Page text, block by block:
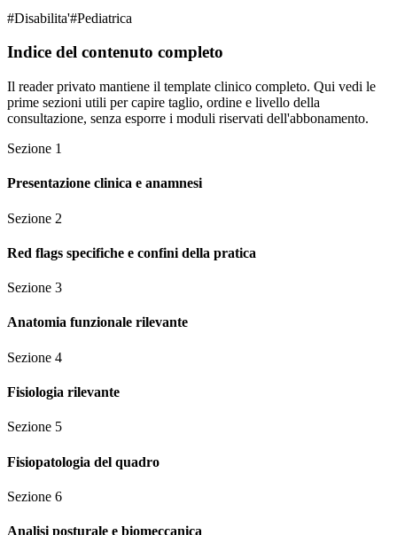
#Disabilita'#Pediatrica
Indice del contenuto completo
Il reader privato mantiene il template clinico completo. Qui vedi le
prime sezioni utili per capire taglio, ordine e livello della
consultazione, senza esporre i moduli riservati dell'abbonamento.
Sezione 1
Presentazione clinica e anamnesi
Sezione 2
Red flags specifiche e confini della pratica
Sezione 3
Anatomia funzionale rilevante
Sezione 4
Fisiologia rilevante
Sezione 5
Fisiopatologia del quadro
Sezione 6
Analisi posturale e biomeccanica